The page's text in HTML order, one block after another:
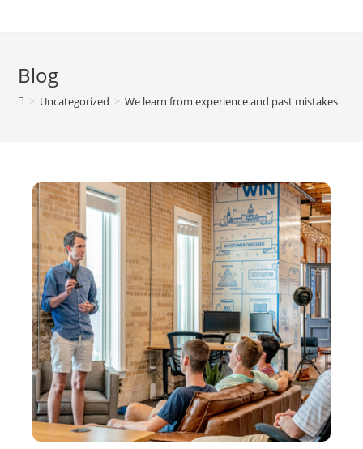
Blog
> Uncategorized > We learn from experience and past mistakes